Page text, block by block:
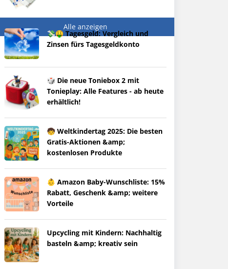
Alle anzeigen
💸🤑 Tagesgeld: Vergleich und
Zinsen fürs Tagesgeldkonto
🎲 Die neue Toniebox 2 mit
Tonieplay: Alle Features - ab heute
erhältlich!
🧒 Weltkindertag 2025: Die besten
Gratis-Aktionen &amp;
kostenlosen Produkte
👶 Amazon Baby-Wunschliste: 15%
Rabatt, Geschenk &amp; weitere
Vorteile
Upcycling mit Kindern: Nachhaltig
basteln &amp; kreativ sein